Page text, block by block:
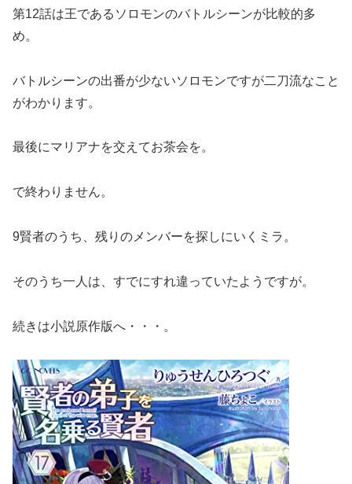
第12話は王であるソロモンのバトルシーンが比較的多
め。
バトルシーンの出番が少ないソロモンですが二刀流なこと
がわかります。
最後にマリアナを交えてお茶会を。
で終わりません。
9賢者のうち、残りのメンバーを探しにいくミラ。
そのうち一人は、すでにすれ違っていたようですが。
続きは小説原作版へ・・・。